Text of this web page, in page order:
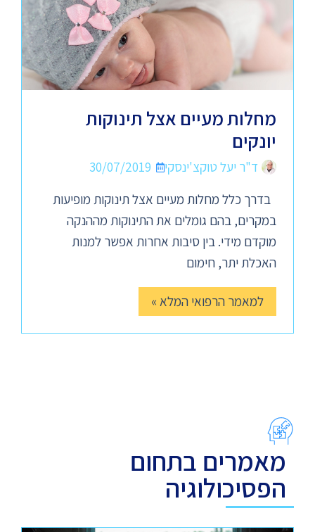
מחלות מעיים אצל תינוקות
יונקים
ד"ר יעל טוקצ'ינסקי
30/07/2019
בדרך כלל מחלות מעיים אצל תינוקות מופיעות
במקרים, בהם גומלים את התינוקות מההנקה
מוקדם מידי. בין סיבות אחרות אפשר למנות
האכלת יתר, חימום
למאמר הרפואי המלא »
מאמרים בתחום
הפסיכולוגיה